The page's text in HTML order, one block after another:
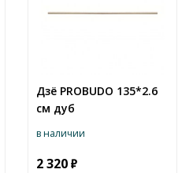
Дзё PROBUDO 135*2.6
см дуб
в наличии
2 320